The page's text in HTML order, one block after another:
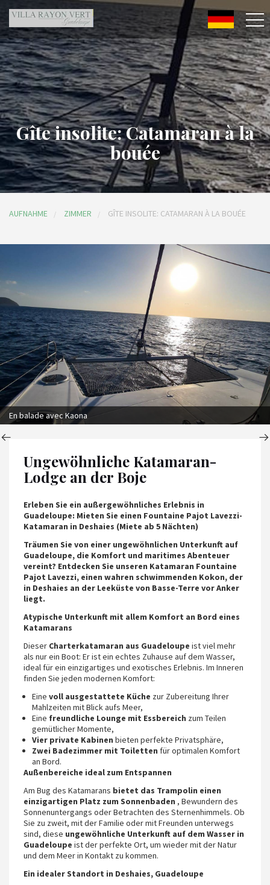
Gîte insolite: Catamaran à la
bouée
AUFNAHME ZIMMER GÎTE INSOLITE: CATAMARAN À LA BOUÉE
En balade avec Kaona
Ungewöhnliche Katamaran-
Lodge an der Boje
Erleben Sie ein außergewöhnliches Erlebnis in
Guadeloupe: Mieten Sie einen Fountaine Pajot Lavezzi-
Katamaran in Deshaies (Miete ab 5 Nächten)
Träumen Sie von einer ungewöhnlichen Unterkunft auf
Guadeloupe, die Komfort und maritimes Abenteuer
vereint? Entdecken Sie unseren Katamaran Fountaine
Pajot Lavezzi, einen wahren schwimmenden Kokon, der
in Deshaies an der Leeküste von Basse-Terre vor Anker
liegt.
Atypische Unterkunft mit allem Komfort an Bord eines
Katamarans
Dieser Charterkatamaran aus Guadeloupe ist viel mehr
als nur ein Boot: Er ist ein echtes Zuhause auf dem Wasser,
ideal für ein einzigartiges und exotisches Erlebnis. Im Inneren
finden Sie jeden modernen Komfort:
Eine voll ausgestattete Küche zur Zubereitung Ihrer
Mahlzeiten mit Blick aufs Meer,
Eine freundliche Lounge mit Essbereich zum Teilen
gemütlicher Momente,
Vier private Kabinen bieten perfekte Privatsphäre,
Zwei Badezimmer mit Toiletten für optimalen Komfort
an Bord.
Außenbereiche ideal zum Entspannen
Am Bug des Katamarans bietet das Trampolin einen
einzigartigen Platz zum Sonnenbaden , Bewundern des
Sonnenuntergangs oder Betrachten des Sternenhimmels. Ob
Sie zu zweit, mit der Familie oder mit Freunden unterwegs
sind, diese ungewöhnliche Unterkunft auf dem Wasser in
Guadeloupe ist der perfekte Ort, um wieder mit der Natur
und dem Meer in Kontakt zu kommen.
Ein idealer Standort in Deshaies, Guadeloupe